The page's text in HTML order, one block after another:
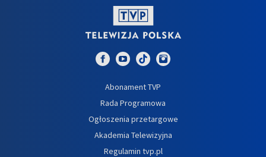
Abonament TVP
Rada Programowa
Ogłoszenia przetargowe
Akademia Telewizyjna
Regulamin tvp.pl